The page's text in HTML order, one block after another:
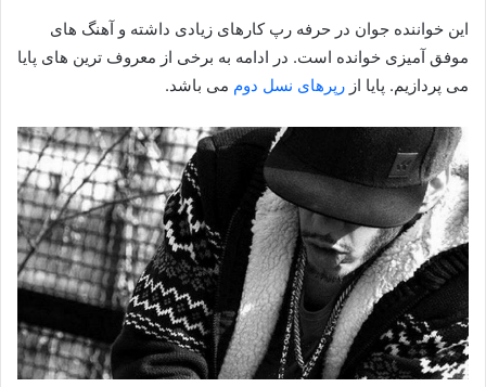
این خواننده جوان در حرفه رپ کارهای زیادی داشته و آهنگ های
موفق آمیزی خوانده است. در ادامه به برخی از معروف ترین های پایا
می پردازیم. پایا از رپرهای نسل دوم می باشد.